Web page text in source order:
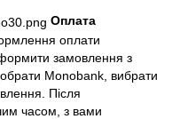
Оплата
оплати
замовлення з
Monobank, вибрати
Після
часом, з вами